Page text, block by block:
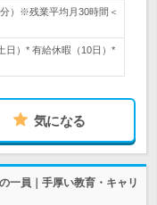
）※残業平均月30時間＜
日）* 有給休暇（10日）*
気になる
一員｜手厚い教育・キャリ